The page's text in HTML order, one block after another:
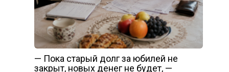
— Пока старый долг за юбилей не
закрыт, новых денег не будет, —